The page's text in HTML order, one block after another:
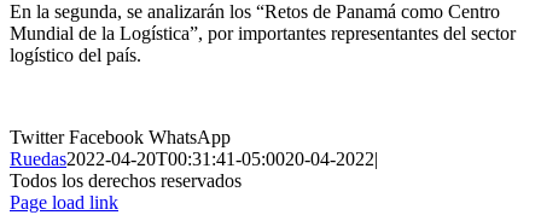
En la segunda, se analizarán los “Retos de Panamá como Centro
Mundial de la Logística”, por importantes representantes del sector
logístico del país.
TwitterFacebook WhatsApp
Ruedas2022-04-20T00:31:41-05:0020-04-2022|
Todos los derechos reservados
Page load link